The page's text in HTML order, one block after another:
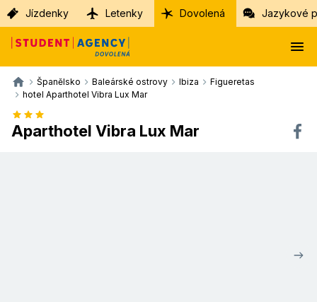
Jízdenky Letenky Dovolená Jazykové
Španělsko Baleárské ostrovy Ibiza
Figueretas
hotel Aparthotel Vibra Lux Mar
Aparthotel Vibra Lux Mar